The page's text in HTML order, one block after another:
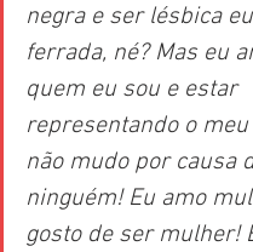
negra e ser lésbica
ferrada, né? Mas eu
quem eu sou e estar
representando o
não mudo por causa
ninguém! Eu amo
gosto de ser mulher!